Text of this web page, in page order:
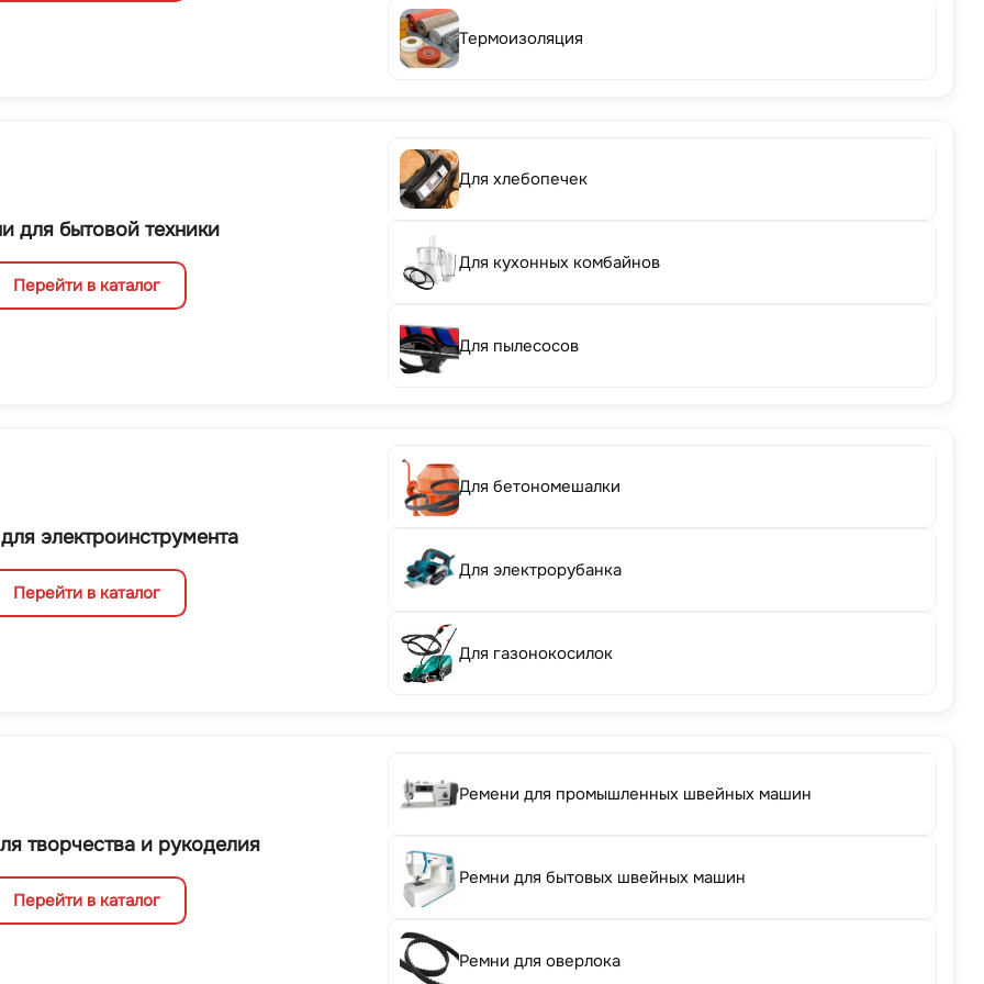
Термоизоляция
для бытовой техники
Перейти в каталог
Для хлебопечек
Для кухонных комбайнов
Для пылесосов
электроинструмента
Перейти в каталог
Для бетономешалки
Для электрорубанка
Для газонокосилок
творчества и рукоделия
Перейти в каталог
Ремени для промышленных швейных машин
Ремни для бытовых швейных машин
Ремни для оверлока